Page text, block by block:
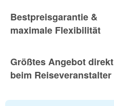
Bestpreisgarantie &
maximale Flexibilität
Größtes Angebot direkt
beim Reiseveranstalter